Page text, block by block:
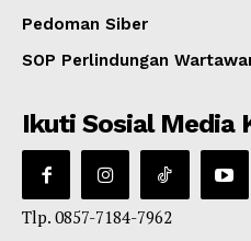
Pedoman Siber
SOP Perlindungan
Ikuti Sosial Media
Tlp. 0857-7184-7962